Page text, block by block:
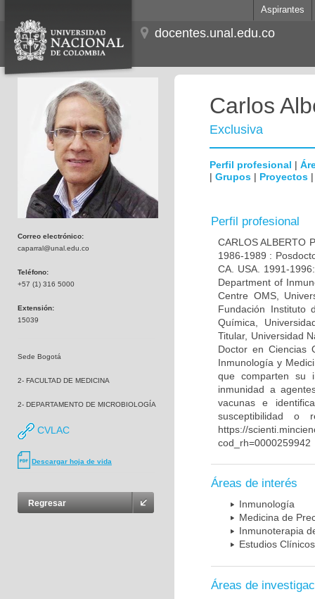
Aspirantes
docentes.unal.edu.co
Correo electrónico:
caparral@unal.edu.co
Teléfono:
+57 (1) 316 5000
Extensión:
15039
Sede Bogotá
2- FACULTAD DE MEDICINA
2- DEPARTAMENTO DE MICROBIOLOGÍA
CVLAC
Descargar hoja de vida
Regresar
Carlos
Exclusiva
Perfil profesional |
| Grupos | Proyectos
Perfil profesional
CARLOS ALBERTO
1986-1989 :
CA. USA. 1991-
Department of
Centre OMS,
Fundación Instituto
Química,
Titular, Universidad
Doctor en Ciencias
Inmunología y
que comparten su
inmunidad a
vacunas e
susceptibilidad o
https://
cod_rh=0000259942
Áreas de interés
Inmunología
Medicina de
Inmunoterapia
Estudios Clínicos
Áreas de